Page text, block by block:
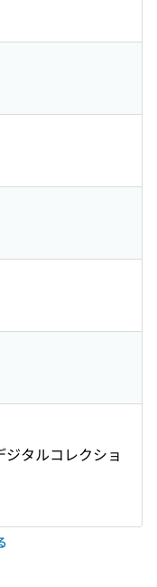
タルコレクショ